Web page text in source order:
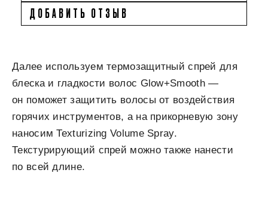
ДОБАВИТЬ ОТЗЫВ
Далее используем термозащитный спрей для
блеска и гладкости волос Glow+Smooth —
он поможет защитить волосы от воздействия
горячих инструментов, а на прикорневую зону
наносим Texturizing Volume Spray.
Текстурирующий спрей можно также нанести
по всей длине.